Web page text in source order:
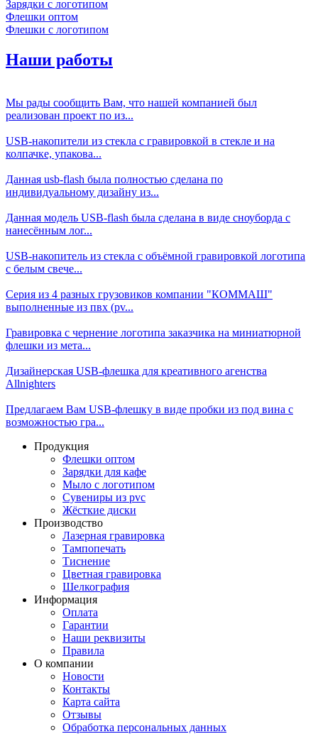
Зарядки с логотипом
Флешки оптом
Флешки с логотипом
Наши работы
Мы рады сообщить Вам, что нашей компанией был
реализован проект по из...
USB-накопители из стекла с гравировкой в стекле и на
колпачке, упакова...
Данная usb-flash была полностью сделана по
индивидуальному дизайну из...
Данная модель USB-flash была сделана в виде сноуборда с
нанесённым лог...
USB-накопитель из стекла с объёмной гравировкой логотипа
с белым свече...
Серия из 4 разных грузовиков компании "КОММАШ"
выполненные из пвх (pv...
Гравировка с чернение логотипа заказчика на миниатюрной
флешки из мета...
Дизайнерская USB-флешка для креативного агенства
Allnighters
Предлагаем Вам USB-флешку в виде пробки из под вина с
возможностью гра...
Продукция
Флешки оптом
Зарядки для кафе
Мыло с логотипом
Сувениры из pvc
Жёсткие диски
Производство
Лазерная гравировка
Тампопечать
Тиснение
Цветная гравировка
Шелкография
Информация
Оплата
Гарантии
Наши реквизиты
Правила
О компании
Новости
Контакты
Карта сайта
Отзывы
Обработка персональных данных